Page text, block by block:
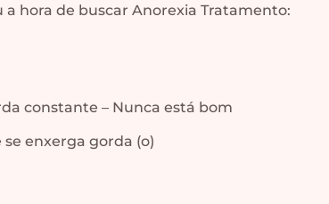
hora de buscar Anorexia Tratamento:
constante – Nunca está bom
enxerga gorda (o)